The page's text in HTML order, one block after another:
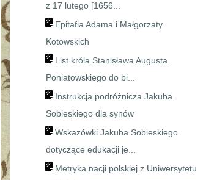
z 17 lutego [1656...
Epitafia Adama i Małgorzaty
Kotowskich
List króla Stanisława Augusta
Poniatowskiego do bi...
Instrukcja podróżnicza Jakuba
Sobieskiego dla synów
Wskazówki Jakuba Sobieskiego
dotyczące edukacji je...
Metryka nacji polskiej z Uniwersytetu